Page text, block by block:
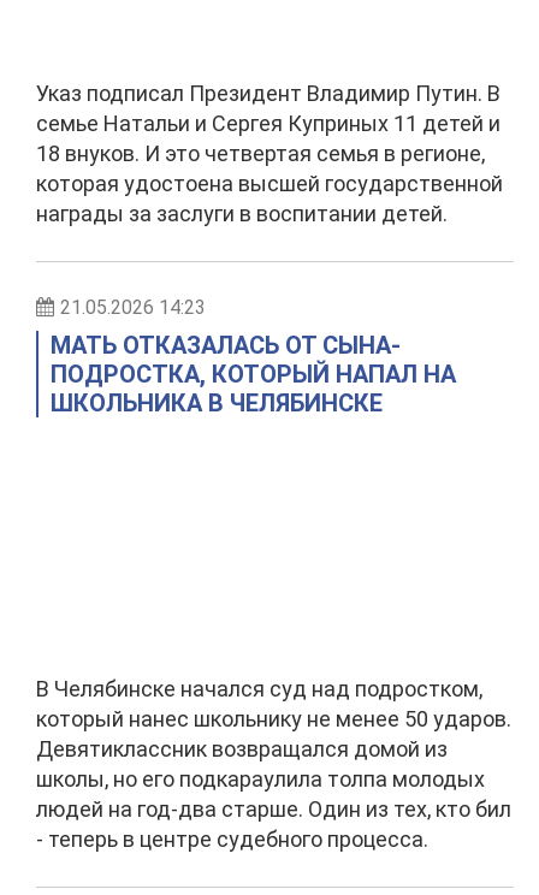
Указ подписал Президент Владимир Путин. В
семье Натальи и Сергея Куприных 11 детей и
18 внуков. И это четвертая семья в регионе,
которая удостоена высшей государственной
награды за заслуги в воспитании детей.
21.05.2026 14:23
МАТЬ ОТКАЗАЛАСЬ ОТ СЫНА-
ПОДРОСТКА, КОТОРЫЙ НАПАЛ НА
ШКОЛЬНИКА В ЧЕЛЯБИНСКЕ
В Челябинске начался суд над подростком,
который нанес школьнику не менее 50 ударов.
Девятиклассник возвращался домой из
школы, но его подкараулила толпа молодых
людей на год-два старше. Один из тех, кто бил
- теперь в центре судебного процесса.